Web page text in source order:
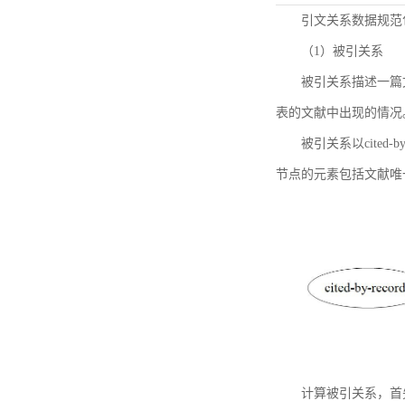
引文关系数据规
（1）被引关系
被引关系描述一
表的文献中出现的情况
被引关系以cited-
节点的元素包括文献
计算被引关系，